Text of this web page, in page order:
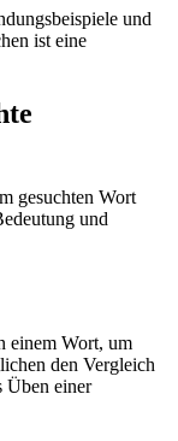
und
ist eine
gesuchten Wort
und
einem Wort, um
den Vergleich
Üben einer